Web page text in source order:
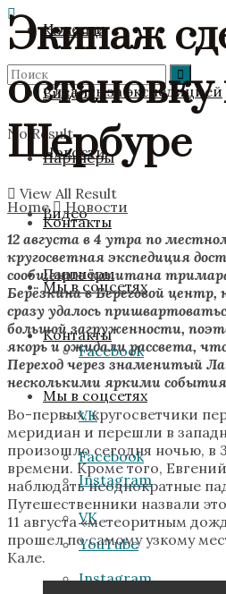
Новости
Видео
Партнёры
Контакты
Мы в соцсетях
Facebook
VK
Instagram
YouTube
Команда
Следить за экспедицией
Новости
Видео
Партнёры
Контакты
Мы в соцсетях
Facebook
VK
Instagram
No Result
View All Result
Экипаж
остановку
Шербуре
Home
Новости
12 августа в 4 утра по
кругосветная экспедиция
сообщению капитана
Берёзкина в Береговой центр,
сразу удалось
большой загруженности,
якорь и ожидали рассвета,
Переход через знаменитый
несколькими яркими
Во-первых, кругосветчики
меридиан и перешли в
произошло сегодня ночью, в
времени. Кроме того,
наблюдать неоднократные
Путешественники назвали
11 августа «метеоритным
прошел по самому узкому
Кале.